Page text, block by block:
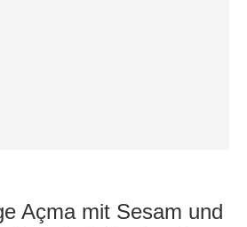
Açma mit Sesam und